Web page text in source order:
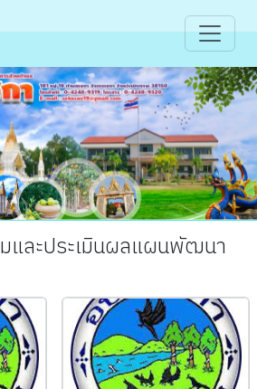
และประเมินผลแผนพัฒนา